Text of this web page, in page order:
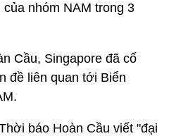
nhóm NAM trong 3
Cầu, Singapore đã cố
đề liên quan tới Biển
báo Hoàn Cầu viết "đại